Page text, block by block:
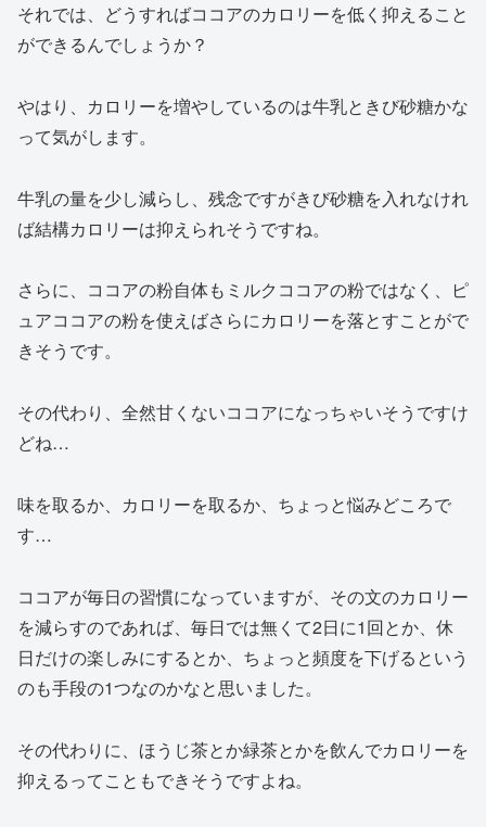
それでは、どうすればココアのカロリーを低く抑えること
ができるんでしょうか？
やはり、カロリーを増やしているのは牛乳ときび砂糖かな
って気がします。
牛乳の量を少し減らし、残念ですがきび砂糖を入れなけれ
ば結構カロリーは抑えられそうですね。
さらに、ココアの粉自体もミルクココアの粉ではなく、ピ
ュアココアの粉を使えばさらにカロリーを落とすことがで
きそうです。
その代わり、全然甘くないココアになっちゃいそうですけ
どね…
味を取るか、カロリーを取るか、ちょっと悩みどころで
す…
ココアが毎日の習慣になっていますが、その文のカロリー
を減らすのであれば、毎日では無くて2日に1回とか、休
日だけの楽しみにするとか、ちょっと頻度を下げるという
のも手段の1つなのかなと思いました。
その代わりに、ほうじ茶とか緑茶とかを飲んでカロリーを
抑えるってこともできそうですよね。